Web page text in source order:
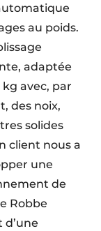
au poids.
adaptée
kg avec, par
des noix,
solides
client nous a
une
de
Robbe
d’une